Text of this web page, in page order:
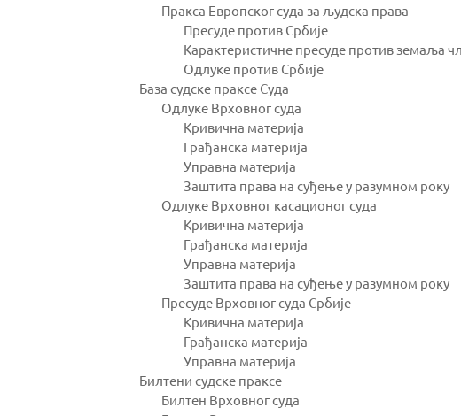
Пракса Европског суда за људска права
Пресуде против Србије
Карактеристичне пресуде против земаља
Одлуке против Србије
База судске праксе Суда
Одлуке Врховног суда
Кривична материја
Грађанска материја
Управна материја
Заштита права на суђење у разумном року
Одлуке Врховног касационог суда
Кривична материја
Грађанска материја
Управна материја
Заштита права на суђење у разумном року
Пресуде Врховног суда Србије
Кривична материја
Грађанска материја
Управна материја
Билтени судске праксе
Билтен Врховног суда